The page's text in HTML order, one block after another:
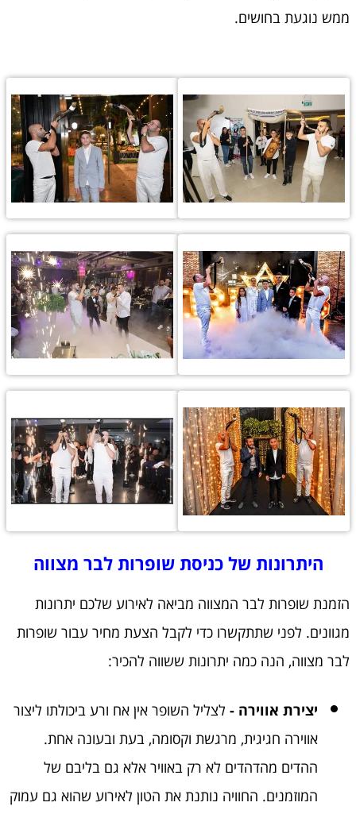
ממש נוגעת בחושים.
היתרונות של כניסת שופרות לבר מצווה
הזמנת שופרות לבר המצווה מביאה לאירוע שלכם יתרונות
מגוונים. לפני שתתקשרו כדי לקבל הצעת מחיר עבור שופרות
לבר מצווה, הנה כמה יתרונות ששווה להכיר:
יצירת אווירה - לצליל השופר אין אח ורע ביכולתו ליצור
אווירה חגיגית, מרגשת וקסומה, בעת ובעונה אחת.
ההדים מהדהדים לא רק באוויר אלא גם בליבם של
המוזמנים. החוויה נותנת את הטון לאירוע שהוא גם עמוק